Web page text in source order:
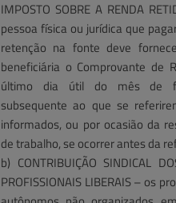
IMPOSTO SOBRE A RENDA
pessoa física ou jurídica que
retenção na fonte deve
beneficiária o Comprovante de
último dia útil do mês de
subsequente ao que se
informados, ou por ocasião da
de trabalho, se ocorrer antes da
b) CONTRIBUIÇÃO SINDICAL
PROFISSIONAIS LIBERAIS – os